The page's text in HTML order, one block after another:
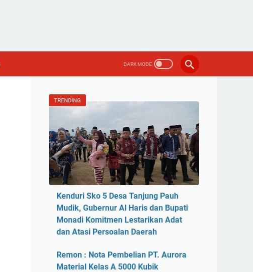
TRENDING
Kenduri Sko 5 Desa Tanjung Pauh
Mudik, Gubernur Al Haris dan Bupati
Monadi Komitmen Lestarikan Adat
dan Atasi Persoalan Daerah
Remon : Nota Pembelian PT. Aurora
Material Kelas A 5000 Kubik